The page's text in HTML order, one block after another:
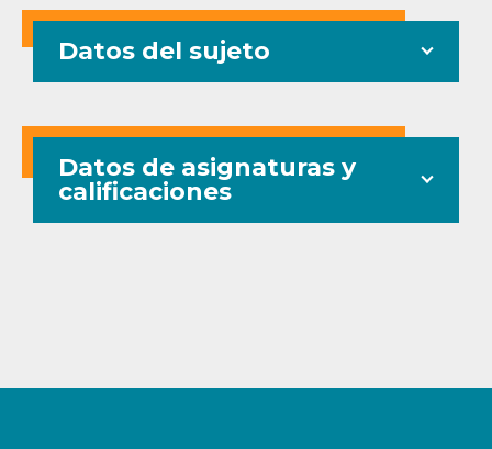
Datos del sujeto
Datos de asignaturas y
calificaciones